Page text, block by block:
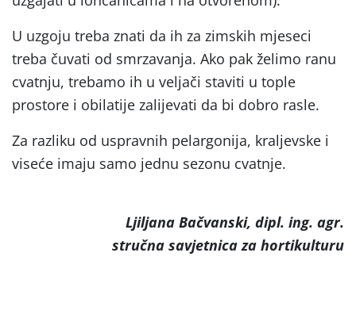
U uzgoju treba znati da ih za zimskih mjeseci
treba čuvati od smrzavanja. Ako pak želimo ranu
cvatnju, trebamo ih u veljači staviti u tople
prostore i obilatije zalijevati da bi dobro rasle.
Za razliku od uspravnih pelargonija, kraljevske i
viseće imaju samo jednu sezonu cvatnje.
Ljiljana Bačvanski, dipl. ing. agr.
stručna savjetnica za hortikulturu